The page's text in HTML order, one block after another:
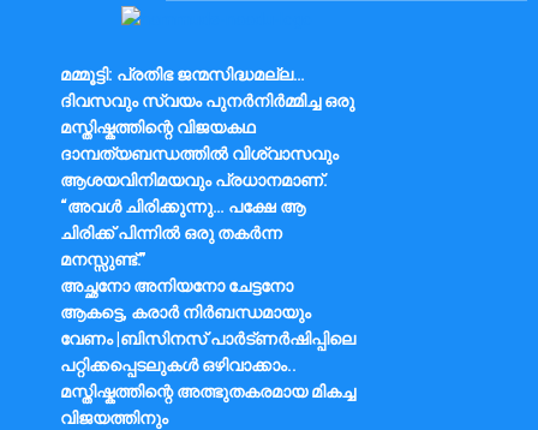
മമ്മൂട്ടി: പ്രതിഭ ജന്മസിദ്ധമല്ല…
ദിവസവും സ്വയം പുനർനിർമ്മിച്ച ഒരു
മസ്തിഷ്കത്തിന്റെ വിജയകഥ
ദാമ്പത്യബന്ധത്തിൽ വിശ്വാസവും
ആശയവിനിമയവും പ്രധാനമാണ്.
“അവൾ ചിരിക്കുന്നു… പക്ഷേ ആ
ചിരിക്ക് പിന്നിൽ ഒരു തകർന്ന
മനസ്സുണ്ട്.”
അച്ഛനോ അനിയനോ ചേട്ടനോ
ആകട്ടെ, കരാർ നിർബന്ധമായും
വേണം |ബിസിനസ് പാർട്ണർഷിപ്പിലെ
പറ്റിക്കപ്പെടലുകൾ ഒഴിവാക്കാം..
മസ്തിഷ്കത്തിന്റെ അത്ഭുതകരമായ മികച്ച
വിജയത്തിനും